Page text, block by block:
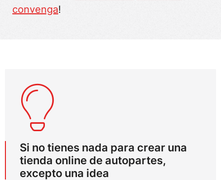
convenga!
Si no tienes nada para crear una
tienda online de autopartes,
excepto una idea